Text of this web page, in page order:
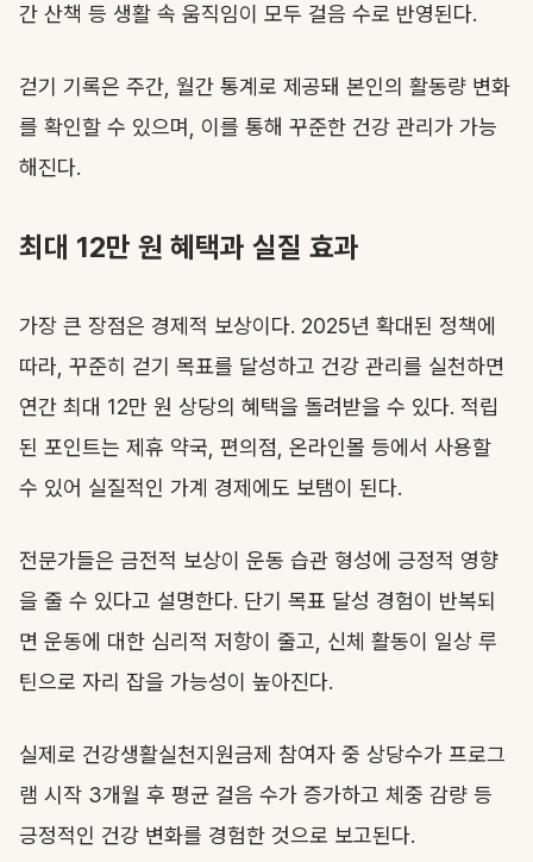
간 산책 등 생활 속 움직임이 모두 걸음 수로 반영된다.
걷기 기록은 주간, 월간 통계로 제공돼 본인의 활동량 변화
를 확인할 수 있으며, 이를 통해 꾸준한 건강 관리가 가능
해진다.
최대 12만 원 혜택과 실질 효과
가장 큰 장점은 경제적 보상이다. 2025년 확대된 정책에
따라, 꾸준히 걷기 목표를 달성하고 건강 관리를 실천하면
연간 최대 12만 원 상당의 혜택을 돌려받을 수 있다. 적립
된 포인트는 제휴 약국, 편의점, 온라인몰 등에서 사용할
수 있어 실질적인 가계 경제에도 보탬이 된다.
전문가들은 금전적 보상이 운동 습관 형성에 긍정적 영향
을 줄 수 있다고 설명한다. 단기 목표 달성 경험이 반복되
면 운동에 대한 심리적 저항이 줄고, 신체 활동이 일상 루
틴으로 자리 잡을 가능성이 높아진다.
실제로 건강생활실천지원금제 참여자 중 상당수가 프로그
램 시작 3개월 후 평균 걸음 수가 증가하고 체중 감량 등
긍정적인 건강 변화를 경험한 것으로 보고된다.